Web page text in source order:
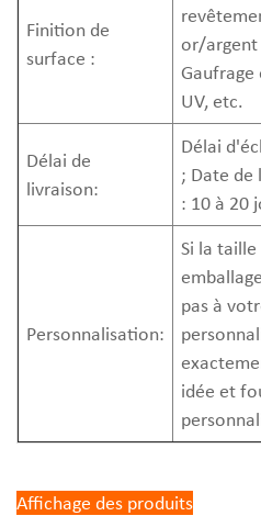
Finition de
surface :
or/argent
UV, etc.
Délai de
livraison:
Délai
; Date de
: 10 à 20
Personnalisation:
Si la
pas à
idée et
Affichage des produits